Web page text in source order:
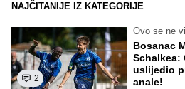
NAJČITANIJE IZ KATEGORIJE
2
Ovo se ne
Bosanac
Schalkea:
uslijedio
anale!